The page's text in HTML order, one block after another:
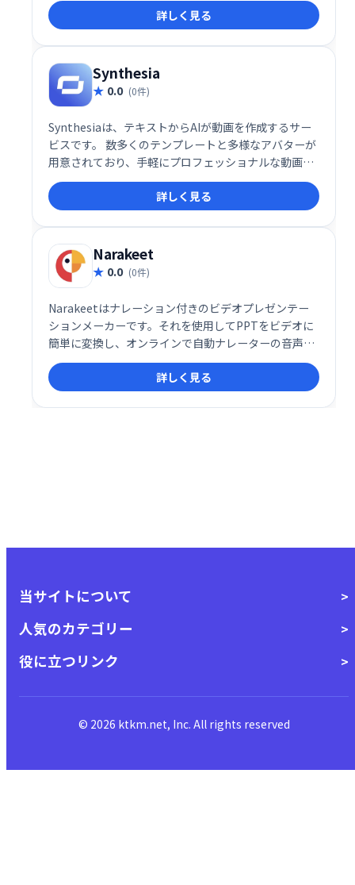
詳しく見る
Synthesia
0.0 (0件)
Synthesiaは、テキストからAIが動画を作成するサー
ビスです。 数多くのテンプレートと多様なアバターが
用意されており、手軽にプロフェッショナルな動画制
作が可能です。 複雑な編集ソフトの知識は不要で、誰
でも簡単に動画を作成、配信できます。 ビジネスシー
ン、教育、マーケティングなど幅広い用途にご利用い
ただけます。
詳しく見る
Narakeet
0.0 (0件)
Narakeetはナレーション付きのビデオプレゼンテー
ションメーカーです。それを使用してPPTをビデオに
簡単に変換し、オンラインで自動ナレーターの音声を
使用してビデオのバックグラウンドミュージックを追
加します。
詳しく見る
当サイトについて
人気のカテゴリー
役に立つリンク
© 2026 ktkm.net, Inc. All rights reserved